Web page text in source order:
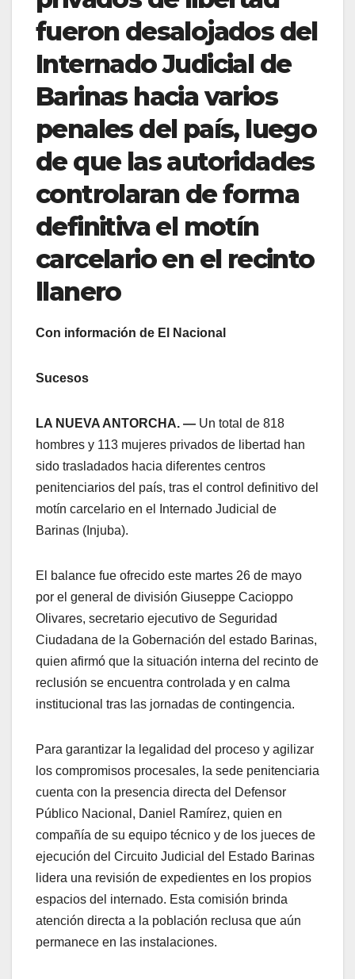
fueron desalojados del
Internado Judicial de
Barinas hacia varios
penales del país, luego
de que las autoridades
controlaran de forma
definitiva el motín
carcelario en el recinto
llanero
Con información de El Nacional
Sucesos
LA NUEVA ANTORCHA. — Un total de 818
hombres y 113 mujeres privados de libertad han
sido trasladados hacia diferentes centros
penitenciarios del país, tras el control definitivo del
motín carcelario en el Internado Judicial de
Barinas (Injuba).
El balance fue ofrecido este martes 26 de mayo
por el general de división Giuseppe Cacioppo
Olivares, secretario ejecutivo de Seguridad
Ciudadana de la Gobernación del estado Barinas,
quien afirmó que la situación interna del recinto de
reclusión se encuentra controlada y en calma
institucional tras las jornadas de contingencia.
Para garantizar la legalidad del proceso y agilizar
los compromisos procesales, la sede penitenciaria
cuenta con la presencia directa del Defensor
Público Nacional, Daniel Ramírez, quien en
compañía de su equipo técnico y de los jueces de
ejecución del Circuito Judicial del Estado Barinas
lidera una revisión de expedientes en los propios
espacios del internado. Esta comisión brinda
atención directa a la población reclusa que aún
permanece en las instalaciones.